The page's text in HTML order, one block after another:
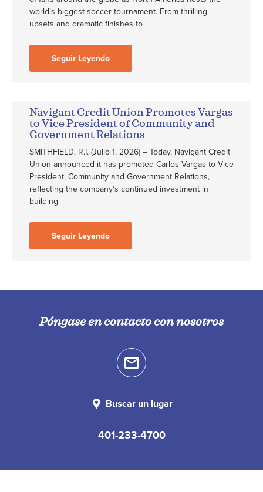
world’s biggest soccer tournament. From thrilling
upsets and dramatic finishes to
Seguir Leyendo
Navigant Credit Union Promotes Vargas
to Vice President of Community and
Government Relations
SMITHFIELD, R.I. (Julio 1, 2026) – Today, Navigant Credit
Union announced it has promoted Carlos Vargas to Vice
President, Community and Government Relations,
reflecting the company’s continued investment in
building
Seguir Leyendo
Póngase en contacto con nosotros
Buscar un lugar
401-233-4700